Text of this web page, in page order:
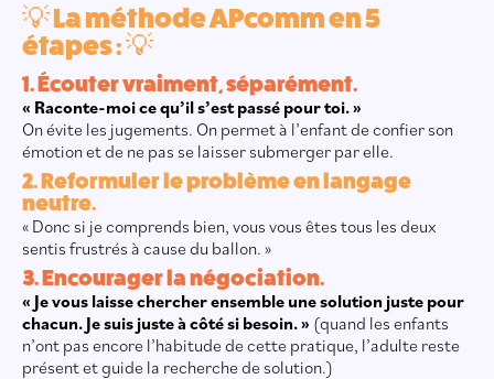
💡 La méthode APcomm en 5
étapes : 💡
1. Écouter vraiment, séparément.
« Raconte-moi ce qu’il s’est passé pour toi. »
On évite les jugements. On permet à l’enfant de confier son
émotion et de ne pas se laisser submerger par elle.
2. Reformuler le problème en langage
neutre.
« Donc si je comprends bien, vous vous êtes tous les deux
sentis frustrés à cause du ballon. »
3. Encourager la négociation.
« Je vous laisse chercher ensemble une solution juste pour
chacun. Je suis juste à côté si besoin. » (quand les enfants
n’ont pas encore l’habitude de cette pratique, l’adulte reste
présent et guide la recherche de solution.)